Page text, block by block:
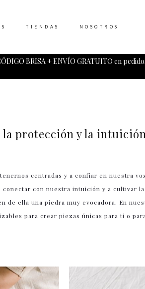
BRISA + ENVÍO GRATUITO en
TIENDAS NOSOTROS
la protección y la
centradas y a confiar en nuestra
con nuestra intuición y a cultivar
de ella una piedra muy evocadora. En
para crear piezas únicas para ti o